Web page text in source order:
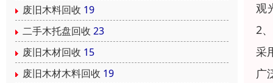
废旧木料回收 19
二手木托盘回收 23
废旧木材回收 15
废旧木材木料回收 19
观
2
采
广